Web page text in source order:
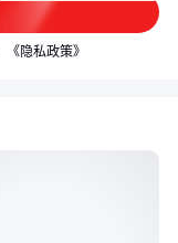
《隐私政策》